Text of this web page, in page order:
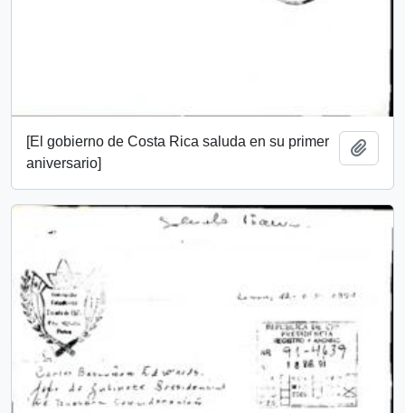
[El gobierno de Costa Rica saluda en su primer
aniversario]